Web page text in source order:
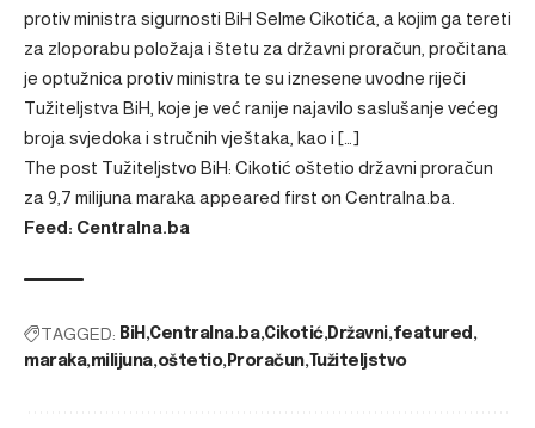
protiv ministra sigurnosti BiH Selme Cikotića, a kojim ga tereti
za zloporabu položaja i štetu za državni proračun, pročitana
je optužnica protiv ministra te su iznesene uvodne riječi
Tužiteljstva BiH, koje je već ranije najavilo saslušanje većeg
broja svjedoka i stručnih vještaka, kao i […]
The post Tužiteljstvo BiH: Cikotić oštetio državni proračun
za 9,7 milijuna maraka appeared first on Centralna.ba
Feed: Centralna.ba
TAGGED: BiH Centralna.ba Cikotić Državni featured
maraka milijuna oštetio Proračun Tužiteljstvo